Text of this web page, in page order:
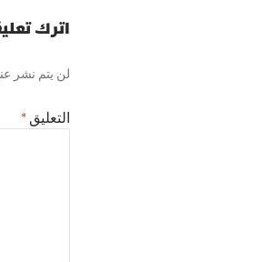
اترك
لن يتم نشر
التعليق *